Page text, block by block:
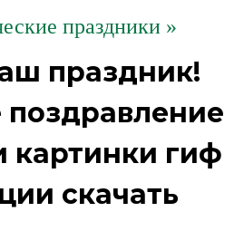
праздники »
праздник!
поздравление
картинки гиф
скачать